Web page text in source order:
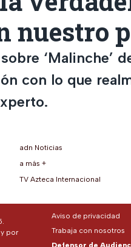
nuestro
‘Malinche’
con lo que
pestaña)
nueva pestaña)
adn Noticias
a más +
TV Azteca Internacional
por
Aviso de privacidad
Trabaja con nosotros
Defensor de